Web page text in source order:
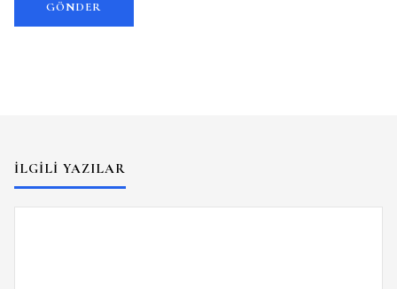
İLGILI YAZILAR